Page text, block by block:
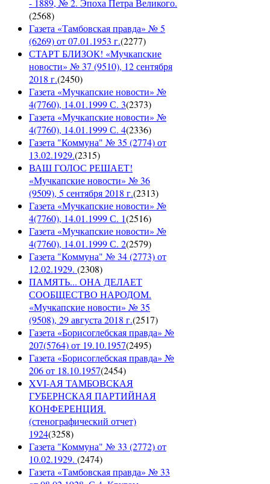
- 1889, № 2. Эпоха Петра Великого.
(2568)
Газета «Тамбовская правда» № 5
(6269) от 07.01.1953 г.(2277)
СТАРТ БЛИЗОК! «Мучкапские
новости» № 37 (9510), 12 сентября
2018 г.(2450)
Газета «Мучкапские новости» №
4(7760), 14.01.1999 С. 3(2373)
Газета «Мучкапские новости» №
4(7760), 14.01.1999 С. 4(2336)
Газета "Коммуна" № 35 (2774) от
13.02.1929.(2315)
ВАШ ГОЛОС РЕШАЕТ!
«Мучкапские новости» № 36
(9509), 5 сентября 2018 г.(2313)
Газета «Мучкапские новости» №
4(7760), 14.01.1999 С. 1(2516)
Газета «Мучкапские новости» №
4(7760), 14.01.1999 С. 2(2579)
Газета "Коммуна" № 34 (2773) от
12.02.1929. (2308)
ПАМЯТЬ... ОНА ДЕЛАЕТ
СООБЩЕСТВО НАРОДОМ.
«Мучкапские новости» № 35
(9508), 29 августа 2018 г.(2517)
Газета «Борисоглебская правда» №
207(5764) от 19.10.1957(2495)
Газета «Борисоглебская правда» №
206 от 18.10.1957(2454)
XVI-АЯ ТАМБОВСКАЯ
ГУБЕРНСКАЯ ПАРТИЙНАЯ
КОНФЕРЕНЦИЯ.
(стенографический отчет)
1924(3258)
Газета "Коммуна" № 33 (2772) от
10.02.1929. (2474)
Газета «Тамбовская правда» № 33